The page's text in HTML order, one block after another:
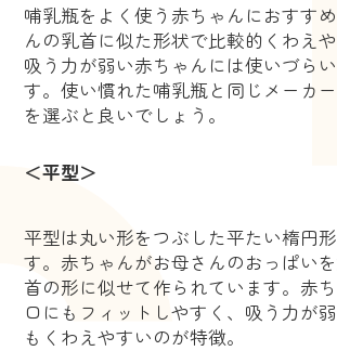
哺乳瓶をよく使う赤ちゃんにおすす
んの乳首に似た形状で比較的くわえや
吸う力が弱い赤ちゃんには使いづら
す。使い慣れた哺乳瓶と同じメーカ
を選ぶと良いでしょう。
＜平型＞
平型は丸い形をつぶした平たい楕円
す。赤ちゃんがお母さんのおっぱい
首の形に似せて作られています。赤
口にもフィットしやすく、吸う力が
もくわえやすいのが特徴。